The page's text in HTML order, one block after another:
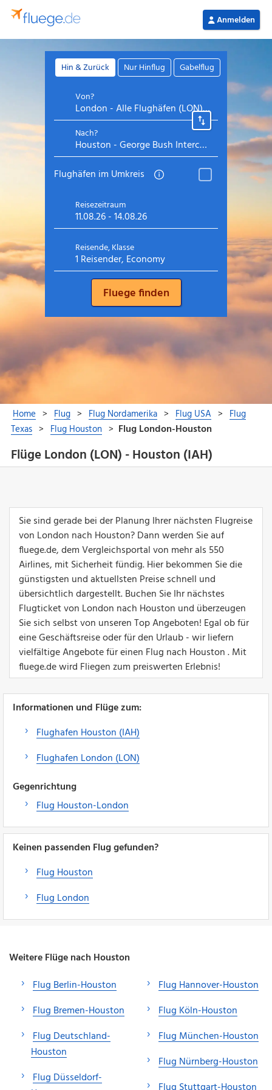
Flüge London (LON) - Houston (IAH)
Sie sind gerade bei der Planung Ihrer nächsten Flugreise
von London nach Houston? Dann werden Sie auf
fluege.de, dem Vergleichsportal von mehr als 550
Airlines, mit Sicherheit fündig. Hier bekommen Sie die
günstigsten und aktuellsten Preise schnell und
übersichtlich dargestellt. Buchen Sie Ihr nächstes
Flugticket von London nach Houston und überzeugen
Sie sich selbst von unseren Top Angeboten! Egal ob für
eine Geschäftsreise oder für den Urlaub - wir liefern
vielfältige Angebote für einen Flug nach Houston . Mit
fluege.de wird Fliegen zum preiswerten Erlebnis!
Informationen und Flüge zum:
Flughafen Houston (IAH)
Flughafen London (LON)
Gegenrichtung
Flug Houston-London
Keinen passenden Flug gefunden?
Flug Houston
Flug London
Weitere Flüge nach Houston
Flug Berlin-Houston
Flug Bremen-Houston
Flug Deutschland-
Houston
Flug Düsseldorf-
Flug Hannover-Houston
Flug Köln-Houston
Flug München-Houston
Flug Nürnberg-Houston